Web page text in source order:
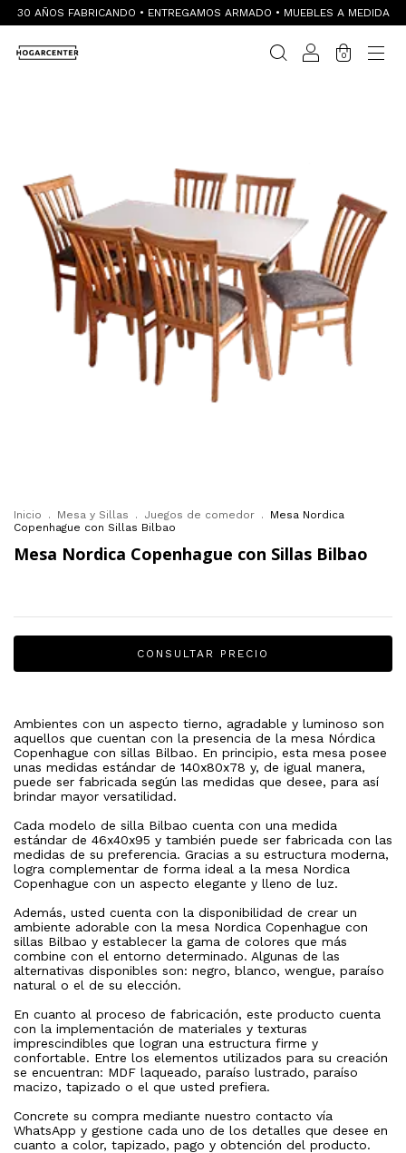
30 AÑOS FABRICANDO • ENTREGAMOS ARMADO • MUEBLES A MEDIDA
0
Inicio . Mesa y Sillas . Juegos de comedor .
Mesa Nordica
Copenhague con Sillas Bilbao
Mesa Nordica Copenhague con Sillas Bilbao
Ambientes con un aspecto tierno, agradable y luminoso son
aquellos que cuentan con la presencia de la mesa Nórdica
Copenhague con sillas Bilbao. En principio, esta mesa posee
unas medidas estándar de 140x80x78 y, de igual manera,
puede ser fabricada según las medidas que desee, para así
brindar mayor versatilidad.
Cada modelo de silla Bilbao cuenta con una medida
estándar de 46x40x95 y también puede ser fabricada con las
medidas de su preferencia. Gracias a su estructura moderna,
logra complementar de forma ideal a la mesa Nordica
Copenhague con un aspecto elegante y lleno de luz.
Además, usted cuenta con la disponibilidad de crear un
ambiente adorable con la mesa Nordica Copenhague con
sillas Bilbao y establecer la gama de colores que más
combine con el entorno determinado. Algunas de las
alternativas disponibles son: negro, blanco, wengue, paraíso
natural o el de su elección.
En cuanto al proceso de fabricación, este producto cuenta
con la implementación de materiales y texturas
imprescindibles que logran una estructura firme y
confortable. Entre los elementos utilizados para su creación
se encuentran: MDF laqueado, paraíso lustrado, paraíso
macizo, tapizado o el que usted prefiera.
Concrete su compra mediante nuestro contacto vía
WhatsApp y gestione cada uno de los detalles que desee en
cuanto a color, tapizado, pago y obtención del producto.